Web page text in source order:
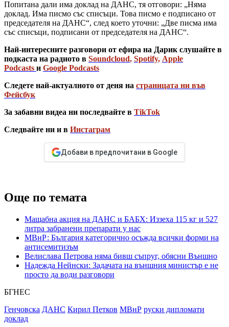
Попитана дали има доклад на ДАНС, тя отговори: „Няма
доклад. Има писмо със списъци. Това писмо е подписано от
председателя на ДАНС“, след което уточни: „Две писма има
със списъци, подписани от председателя на ДАНС“.
Най-интересните разговори от ефира на Дарик слушайте в
подкаста на радиото в Soundcloud, Spotify, Apple
Podcasts и Google Podcasts
Следете най-актуалното от деня на страницата ни във
Фейсбук
За забавни видеа ни последвайте в TikTok
Следвайте ни и в Инстаграм
Добави в предпочитани в Google
Още по темата
Мащабна акция на ДАНС и БАБХ: Иззеха 115 кг и 527
литра забранени препарати у нас
МВнР: България категорично осъжда всички форми на
антисемитизъм
Велислава Петрова няма бивш съпруг, обясни Външно
Надежда Нейнски: Задачата на външния министър е не
просто да води разговори
БГНЕС
Генчовска ДАНС Кирил Петков МВнР руски дипломати
доклад